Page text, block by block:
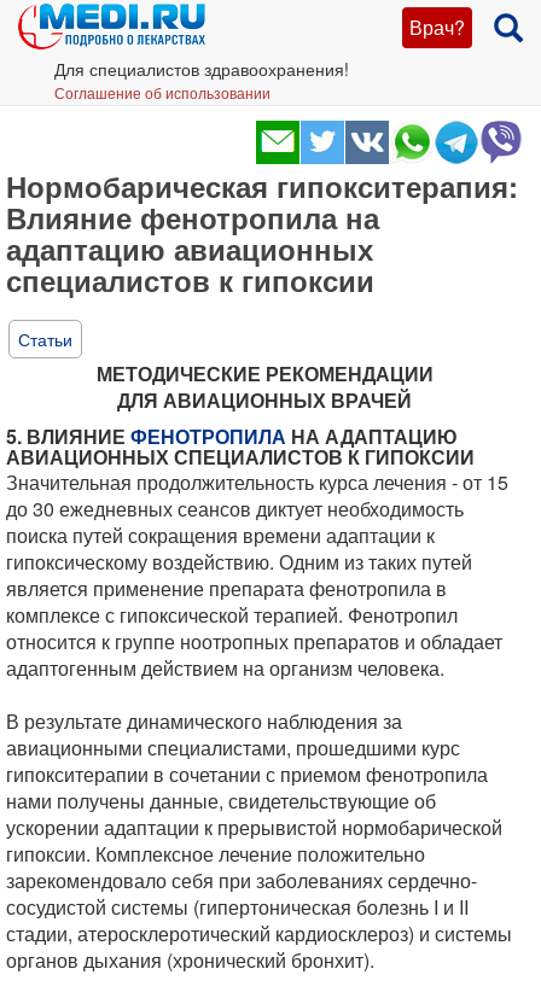
Врач?
Для специалистов здравоохранения!
Соглашение об использовании
Нормобарическая гипокситерапия:
Влияние фенотропила на
адаптацию авиационных
специалистов к гипоксии
Статьи
МЕТОДИЧЕСКИЕ РЕКОМЕНДАЦИИ
ДЛЯ АВИАЦИОННЫХ ВРАЧЕЙ
5. ВЛИЯНИЕ ФЕНОТРОПИЛА НА АДАПТАЦИЮ
АВИАЦИОННЫХ СПЕЦИАЛИСТОВ К ГИПОКСИИ
Значительная продолжительность курса лечения - от 15
до 30 ежедневных сеансов диктует необходимость
поиска путей сокращения времени адаптации к
гипоксическому воздействию. Одним из таких путей
является применение препарата фенотропила в
комплексе с гипоксической терапией. Фенотропил
относится к группе ноотропных препаратов и обладает
адаптогенным действием на организм человека.
В результате динамического наблюдения за
авиационными специалистами, прошедшими курс
гипокситерапии в сочетании с приемом фенотропила
нами получены данные, свидетельствующие об
ускорении адаптации к прерывистой нормобарической
гипоксии. Комплексное лечение положительно
зарекомендовало себя при заболеваниях сердечно-
сосудистой системы (гипертоническая болезнь I и II
стадии, атеросклеротический кардиосклероз) и системы
органов дыхания (хронический бронхит).